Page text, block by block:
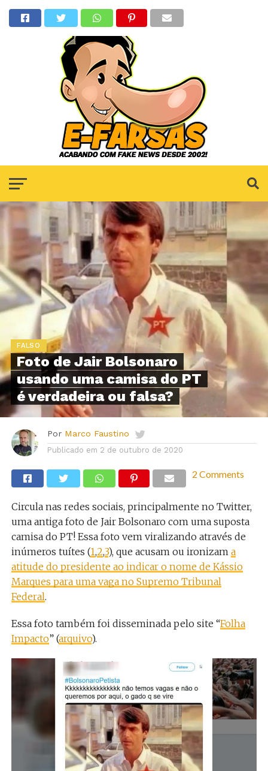
FALSO
Foto de Jair Bolsonaro
usando uma camisa do PT
é verdadeira ou falsa?
Por Marco Faustino
Publicado em 2 de outubro de 2020
2 Comments
Circula nas redes sociais, principalmente no Twitter,
uma antiga foto de Jair Bolsonaro com uma suposta
camisa do PT! Essa foto vem viralizando através de
inúmeros tuítes (1,2,3), que acusam ou ironizam a
atitude do presidente ao indicar o nome de Kássio
Marques para uma vaga no Supremo Tribunal
Federal.
Essa foto também foi disseminada pelo site “Folha
Impacto” (arquivo).